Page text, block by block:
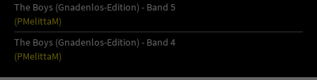
The Boys (Gnadenlos-Edition) - Band 5
(PMelittaM)
The Boys (Gnadenlos-Edition) - Band 4
(PMelittaM)